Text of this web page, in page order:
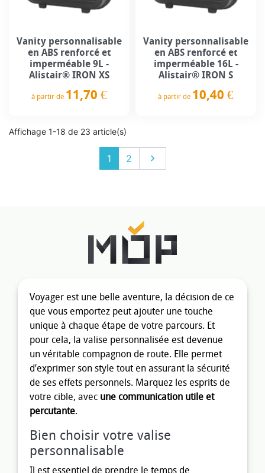
Voyager est une belle aventure, la décision de ce
que vous emportez peut ajouter une touche
unique à chaque étape de votre parcours. Et
pour cela, la valise personnalisée est devenue
un véritable compagnon de route. Elle permet
d’exprimer son style tout en assurant la sécurité
de ses effets personnels. Marquez les esprits de
votre cible, avec une communication utile et
percutante.
Bien choisir votre valise
personnalisable
Il est essentiel de prendre le temps de
Vanity personnalisable
en ABS renforcé et
imperméable 9L -
Alistair® IRON XS
à partir de 11,70 €
Vanity personnalisable
en ABS renforcé et
imperméable 16L -
Alistair® IRON S
à partir de 10,40 €
Affichage 1-18 de 23 article(s)
1 2 Suivant
